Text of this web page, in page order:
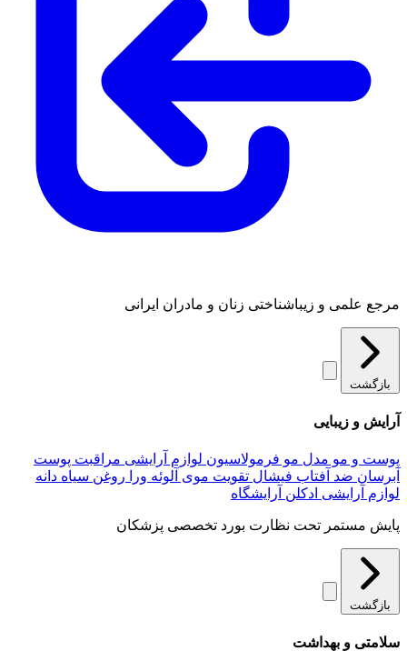
مرجع علمی و زیباشناختی زنان و مادران ایرانی
بازگشت
آرایش و زیبایی
پوست و مو مدل مو فرمولاسیون لوازم آرایشی مراقبت پوست
آبرسان ضد آفتاب فیشال تقویت موی آلوئه‌ ورا روغن سیاه دانه
لوازم آرایشی ادکلن آرایشگاه
پایش مستمر تحت نظارت بورد تخصصی پزشکان
بازگشت
سلامتی و بهداشت